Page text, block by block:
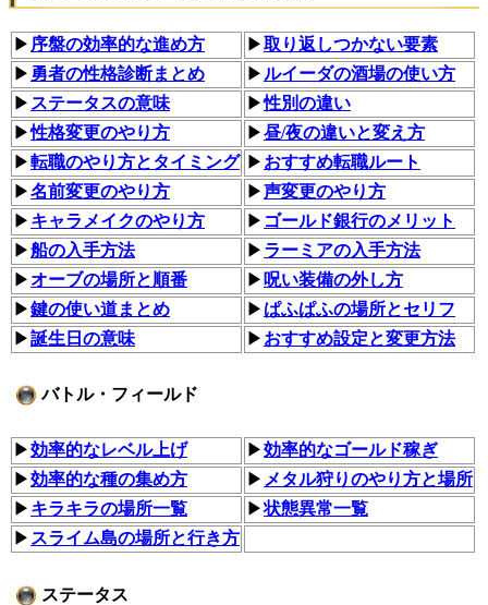
▶ 序盤の効率的な進め方 ▶取り返しつかない要素
▶ 勇者の性格診断まとめ ▶ ルイーダの酒場の使い方
▶ ステータスの意味 ▶性別の違い
▶性格変更のやり方 ▶昼/夜の違いと変え方
▶転職のやり方とタイミング ▶︎ おすすめ転職ルート
▶名前変更のやり方 ▶声変更のやり方
▶︎ キャラメイクのやり方 ▶ ゴールド銀行のメリット
▶船の入手方法 ▶︎ ラーミアの入手方法
▶オーブの場所と順番 ▶ 呪い装備の外し方
▶︎鍵の使い道まとめ ▶ ぱふぱふの場所とセリフ
▶︎誕生日の意味 ▶ おすすめ設定と変更方法
バトル・フィールド
▶効率的なレベル上げ ▶効率的なゴールド稼ぎ
▶効率的な種の集め方 ▶ メタル狩りのやり方と場所
▶ キラキラの場所一覧 ▶︎状態異常一覧
▶ スライム島の場所と行き方
ステータス